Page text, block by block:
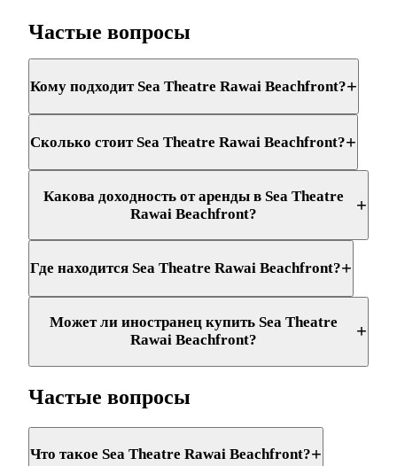
Частые вопросы
Кому подходит Sea Theatre Rawai Beachfront?+
Сколько стоит Sea Theatre Rawai Beachfront?+
Какова доходность от аренды в Sea Theatre
Rawai Beachfront?
+
Где находится Sea Theatre Rawai Beachfront?+
Может ли иностранец купить Sea Theatre
Rawai Beachfront?
+
Частые вопросы
Что такое Sea Theatre Rawai Beachfront?+